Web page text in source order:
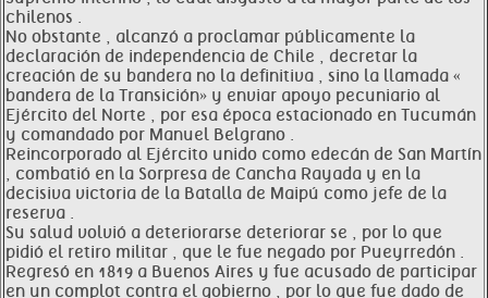
chilenos .
No obstante , alcanzó a proclamar públicamente la
declaración de independencia de Chile , decretar la
creación de su bandera no la definitiva , sino la llamada «
bandera de la Transición» y enviar apoyo pecuniario al
Ejército del Norte , por esa época estacionado en Tucumán
y comandado por Manuel Belgrano .
Reincorporado al Ejército unido como edecán de San Martín
, combatió en la Sorpresa de Cancha Rayada y en la
decisiva victoria de la Batalla de Maipú como jefe de la
reserva .
Su salud volvió a deteriorarse deteriorar se , por lo que
pidió el retiro militar , que le fue negado por Pueyrredón .
Regresó en 1819 a Buenos Aires y fue acusado de participar
en un complot contra el gobierno , por lo que fue dado de